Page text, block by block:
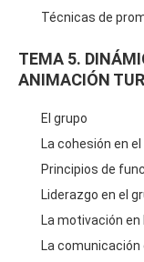
Técnicas de
TEMA 5.
ANIMACIÓN
El grupo
La cohesión en
Principios de
Liderazgo en el
La motivación en
La comunicación